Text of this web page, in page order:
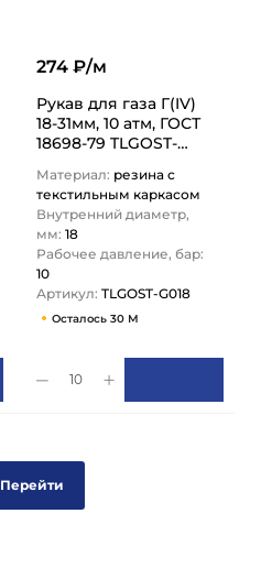
274 ₽/м
Рукав для газа Г(IV)
18-31мм, 10 атм, ГОСТ
18698-79 TLGOST-
Материал: резина с
текстильным каркасом
Внутренний диаметр,
мм: 18
Рабочее давление, бар:
10
Артикул: TLGOST-G018
Осталось 30 М
10
Перейти